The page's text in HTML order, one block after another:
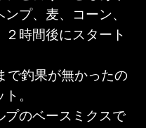
プ、麦、コーン、
時間後にスタート
で釣果が無かったの
。
プのベースミクスで